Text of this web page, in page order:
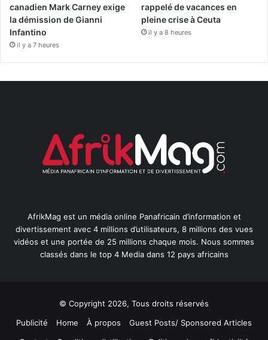
canadien Mark Carney exige
la démission de Gianni
Infantino
il y a 7 heures
rappelé de vacances en
pleine crise à Ceuta
il y a 8 heures
AfrikMag est un média online Panafricain d’information et
divertissement avec 4 millions d’utilisateurs, 8 millions des vues
vidéos et une portée de 25 millions chaque mois. Nous sommes
classés dans le top 4 Media dans 12 pays africains
© Copyright 2026, Tous droits réservés
Publicité
Home À propos
Guest Posts/ Sponsored Articles